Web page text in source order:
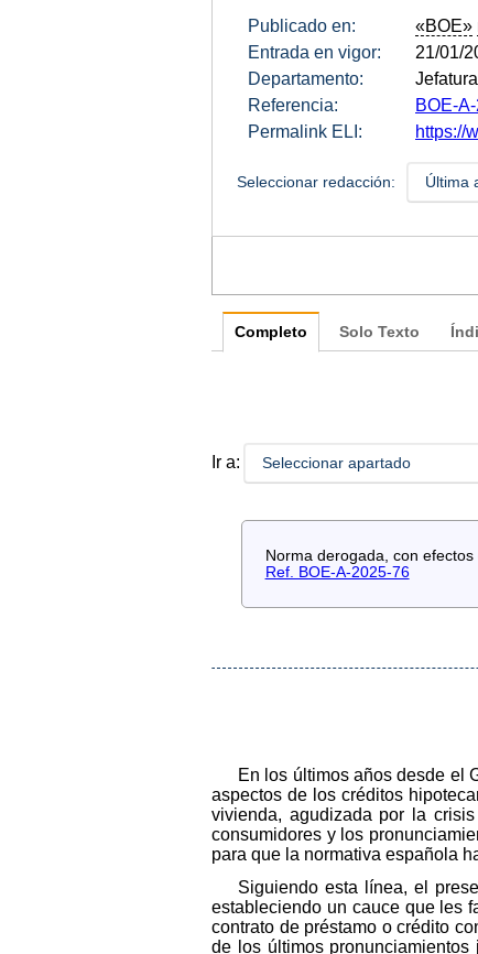
Publicado en: «BOE»
Entrada en vigor:
21/01/
Departamento:
Referencia:
BOE-
Permalink ELI:
https://
Seleccionar redacción: Última
Completo Solo Texto
Ir a: Seleccionar apartado
Norma derogada, con
Ref. BOE-A-2025-76
En los últimos años desde el
aspectos de los créditos
vivienda, agudizada por la
consumidores y los
para que la normativa española
Siguiendo esta línea, el
estableciendo un cauce que les
contrato de préstamo o crédito
de los últimos